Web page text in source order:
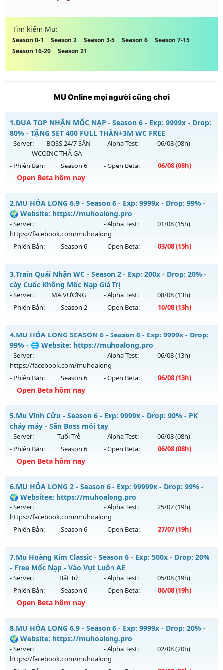
Tìm kiếm Mu:
Season 0-1 Season 2 Season 3-5 Season 6
Season 7-15
Season 16-20
Season 21
MU Online mọi người cũng chơi
1.ĐUA TOP NHẬN MỐC NẠP - Season 6 - Exp: 9999x - Drop:
80% - TẶNG SET 400 FULL THẦN+3M WC FREE
- Server:
BOSS 24/7 SĂN
WCOINC THẢ GA
- Alpha Test: 06/08(08h)
- Phiên Bản: Season 6 - Open Beta: 06/08(08h)
Open Beta hôm nay
ĐUA TOP NHẬN MỐC NẠP - TẶNG SET 400 FULL THẦN+3M
WC FREE
Mu mới ra tháng 08 2026 - Mở máy chủ
BOSS 24/7 SĂN
WCOINC THẢ GAvào 08h ngày 06/08/2626
Exp: 9999x - Drop: 80%
Thể loại: Mu Nguyên bản Webzen
Antihack: KHÔNG THỂ HACK
2.MU HỎA LONG 6.9 - Season 6 - Exp: 9999x - Drop: 99% -
🌍 Website: https://muhoalong.pro
- Server:
https://facebook.com/muhoalong
- Alpha Test: 01/08(15h)
- Phiên Bản: Season 6 - Open Beta: 03/08(15h)
MU HỎA LONG 6.9 - 🌍 Website: https://muhoalong.pro
Mu mới ra tháng 08 2026 - Mở máy chủ
https://facebook.com/muhoalongvào 15h ngày
03/08/2626
Kiểu reset: Non Reset
Thể loại: Mu Nguyên bản Webzen
Antihack: XShield
3.Train Quái Nhận WC - Season 2 - Exp: 200x - Drop: 20% -
cày Cuốc Không Mốc Nạp Giá Trị
- Server: MA VƯƠNG - Alpha Test: 08/08(13h)
- Phiên Bản:
Season 2 - Open Beta: 10/08(13h)
Train Quái Nhận WC - cày Cuốc Không Mốc Nạp Giá Trị
Mu mới ra tháng 08 2026 - Mở máy chủMA VƯƠNG
13h ngày 10/08/2626
Exp: 200x - Drop: 20%
Kiểu reset: Reset In Game
Antihack: GameGuard
4.MU HỎA LONG SEASON 6 - Season 6 - Exp: 9999x - Drop:
99% - 🌐 Website: https://muhoalong.pro
- Server:
https://facebook.com/muhoalong
- Alpha Test: 06/08(13h)
- Phiên Bản: Season 6 - Open Beta: 06/08(13h)
Open Beta hôm nay
MU HỎA LONG SEASON 6 - 🌐 Website:
https://muhoalong.pro
Mu mới ra tháng 08 2026 - Mở máy chủ
https://facebook.com/muhoalongvào 13h ngày
Kiểu reset: Non Reset
Thể loại: Mu Nguyên bản Webzen
Antihack: XShield
5.Mu Vĩnh Cửu - Season 6 - Exp: 9999x - Drop: 90% - PK
cháy máy - Săn Boss mỏi tay
- Server: Tuổi Trẻ - Alpha Test: 06/08(08h)
- Phiên Bản:
Season 6 - Open Beta: 06/08(08h)
Open Beta hôm nay
Mu Vĩnh Cửu - PK cháy máy - Săn Boss mỏi tay
Mu mới ra tháng 08 2026 - Mở máy chủ
ngày 06/08/2626
Exp: 9999x - Drop: 90%
Antihack: ICMPROTECT ✅ 🔴 ✨ ⚡️
6.MU HỎA LONG 2 - Season 6 - Exp: 99999x - Drop: 99% -
🌍 Websitee: https://muhoalong.pro
- Server:
https://facebook.com/muhoalong
- Alpha Test: 25/07(19h)
- Phiên Bản: Season 6 - Open Beta: 27/07(19h)
MU HỎA LONG 2 - 🌍 Websitee: https://muhoalong.pro
Mu mới ra tháng 07 2026 - Mở máy chủ
https://facebook.com/muhoalongvào 19h ngày
27/07/2626
Exp: 99999x - Drop: 99%
Thể loại: Mu Nguyên bản Webzen
Antihack: Xshiel
7.Mu Hoàng Kim Classic - Season 6 - Exp: 500x - Drop: 20%
- Free Mốc Nạp - Vào Vụt Luôn AE
- Server: Bất Tử - Alpha Test: 05/08(19h)
- Phiên Bản:
Season 6 - Open Beta: 06/08(19h)
Open Beta hôm nay
Mu Hoàng Kim Classic - Free Mốc Nạp - Vào Vụt Luôn AE
Mu mới ra tháng 08 2026 - Mở máy chủ
ngày 06/08/2626
Exp: 500x - Drop: 20%
8.MU HỎA LONG 6.9 - Season 6 - Exp: 9999x - Drop: 20% -
🌍 Website: https://muhoalong.pro
- Server:
https://facebook.com/muhoalong
- Alpha Test: 02/08(20h)